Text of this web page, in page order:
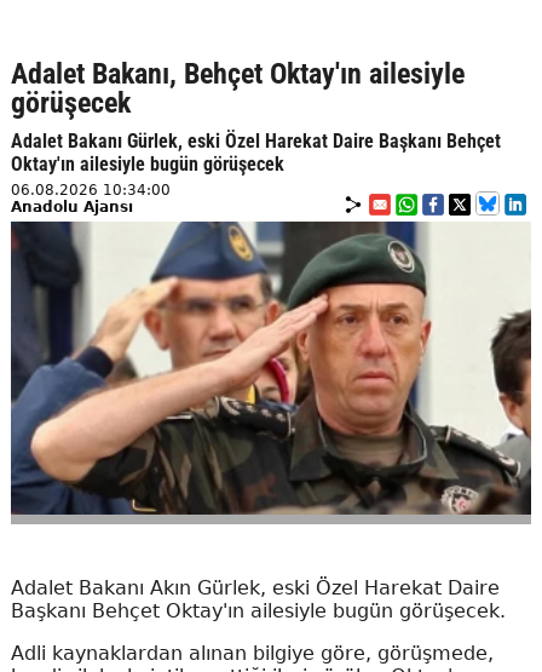
Adalet Bakanı, Behçet Oktay'ın ailesiyle
görüşecek
Adalet Bakanı Gürlek, eski Özel Harekat Daire Başkanı Behçet
Oktay'ın ailesiyle bugün görüşecek
06.08.2026 10:34:00
Anadolu Ajansı
Adalet Bakanı Akın Gürlek, eski Özel Harekat Daire
Başkanı Behçet Oktay'ın ailesiyle bugün görüşecek.
Adli kaynaklardan alınan bilgiye göre, görüşmede,